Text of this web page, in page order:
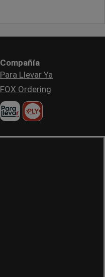
Compañía
Para Llevar Ya
FOX Ordering